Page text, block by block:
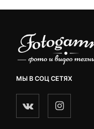
МЫ В СОЦ СЕТЯХ